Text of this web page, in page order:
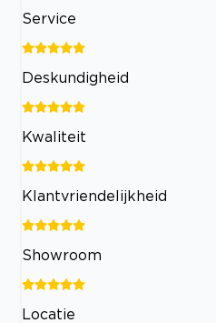
Service
Deskundigheid
Kwaliteit
Klantvriendelijkheid
Showroom
Locatie